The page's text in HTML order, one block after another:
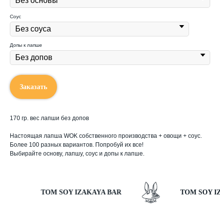
Соус
Допы к лапше
Заказать
170 гр. вес лапши без допов
Настоящая лапша WOK собственного производства + овощи + соус.
Более 100 разных вариантов. Попробуй их все!
Выбирайте основу, лапшу, соус и допы к лапше.
TOM SOY IZAKAYA BAR TOM SOY